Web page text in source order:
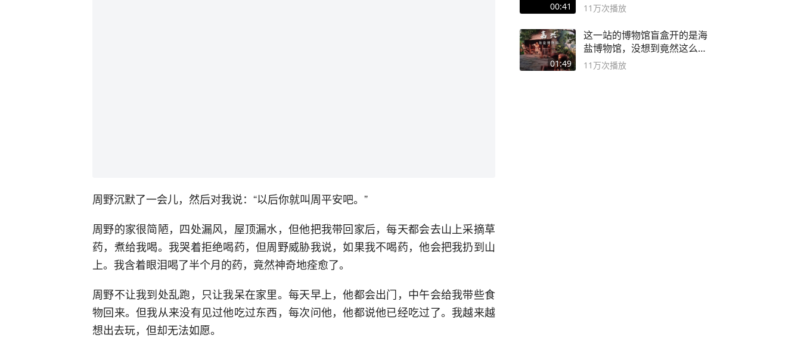
周野沉默了一会儿，然后对我说：“以后你就叫周平安吧。”
周野的家很简陋，四处漏风，屋顶漏水，但他把我带回家后，每天都会去山上采摘草
药，煮给我喝。我哭着拒绝喝药，但周野威胁我说，如果我不喝药，他会把我扔到山
上。我含着眼泪喝了半个月的药，竟然神奇地痊愈了。
周野不让我到处乱跑，只让我呆在家里。每天早上，他都会出门，中午会给我带些食
物回来。但我从来没有见过他吃过东西，每次问他，他都说他已经吃过了。我越来越
想出去玩，但却无法如愿。
00:41 11万次播放
01:49
这一站的博物馆盲盒开的是海
盐博物馆，没想到竟然这么好
逛！
11万次播放